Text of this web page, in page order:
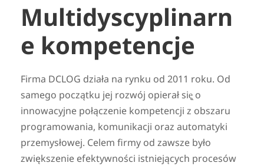
Multidyscyplinarn
e kompetencje
Firma DCLOG działa na rynku od 2011 roku. Od
samego początku jej rozwój opierał się̨ o
innowacyjne połączenie kompetencji z obszaru
programowania, komunikacji oraz automatyki
przemysłowej. Celem firmy od zawsze było
zwiększenie efektywności istniejących procesów